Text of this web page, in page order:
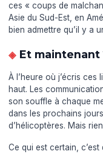
ces « coups de
Asie du Sud-Est, en
bien admettre qu’il y a
Et maintenant
À l’heure où j’écris
haut. Les
son souffle à chaque
dans les prochains
d’hélicoptères. Mais rien
Ce qui est certain,